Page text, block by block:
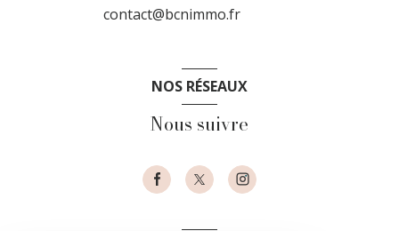
contact@bcnimmo.fr
NOS RÉSEAUX
Nous suivre